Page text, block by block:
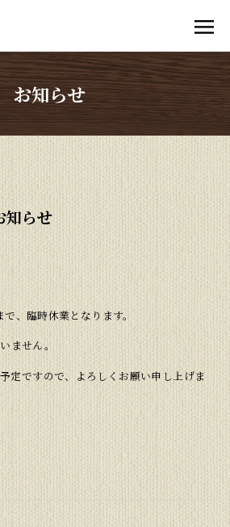
お知らせ
知らせ
、臨時休業となります。
ません。
定ですので、よろしくお願い申し上げま